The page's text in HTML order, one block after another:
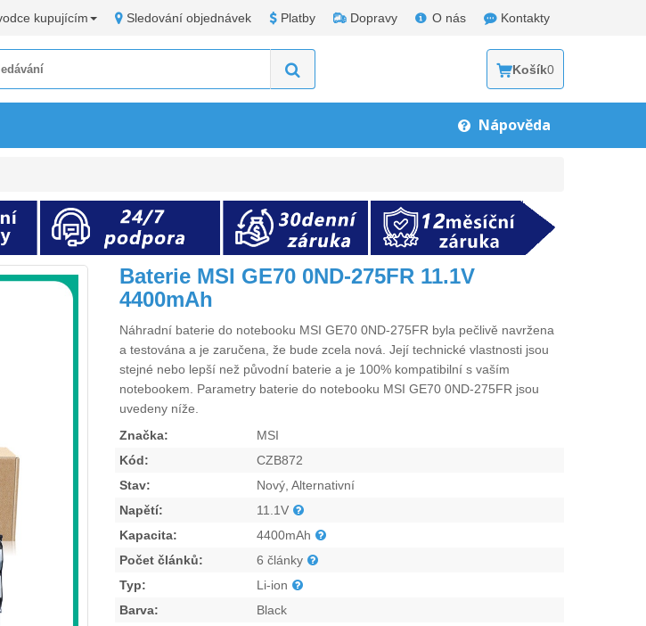
kupujícím Sledování objednávek Platby Dopravy O nás Kontakty
Košík0
Nápověda
Baterie MSI GE70 0ND-275FR 11.1V
4400mAh
Náhradní baterie do notebooku MSI GE70 0ND-275FR byla pečlivě navržena
a testována a je zaručena, že bude zcela nová. Její technické vlastnosti jsou
stejné nebo lepší než původní baterie a je 100% kompatibilní s vaším
notebookem. Parametry baterie do notebooku MSI GE70 0ND-275FR jsou
uvedeny níže.
Značka:
MSI
Kód:
CZB872
Stav:
Nový, Alternativní
Napětí:
11.1V
Kapacita:
4400mAh
Počet článků:
6 články
Typ:
Li-ion
Barva:
Black